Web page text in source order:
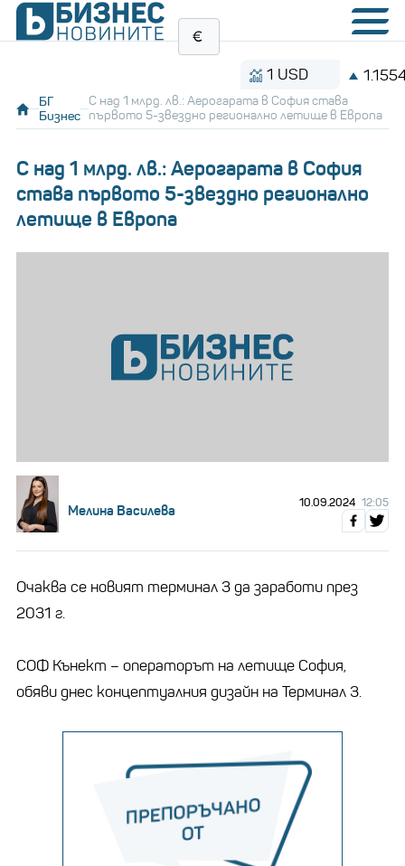
1 USD 1.1554 BGN
БГ
Бизнес
С над 1 млрд. лв.: Аерогарата в София става
първото 5-звездно регионално летище в Европа
С над 1 млрд. лв.: Аерогарата в София
става първото 5-звездно регионално
летище в Европа
Мелина Василева 10.09.2024 12:05
Очаква се новият терминал 3 да заработи през
2031 г.
СОФ Кънект – операторът на летище София,
обяви днес концептуалния дизайн на Терминал 3.